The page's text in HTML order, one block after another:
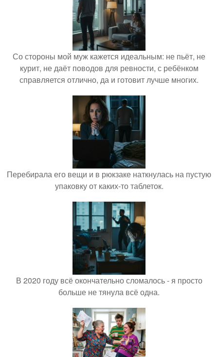
Со стороны мой муж кажется идеальным: не пьёт, не
курит, не даёт поводов для ревности, с ребёнком
справляется отлично, да и готовит лучше многих.
Перебирала его вещи и в рюкзаке наткнулась на пустую
упаковку от каких-то таблеток.
В 2020 году всё окончательно сломалось - я просто
больше не тянула всё одна.